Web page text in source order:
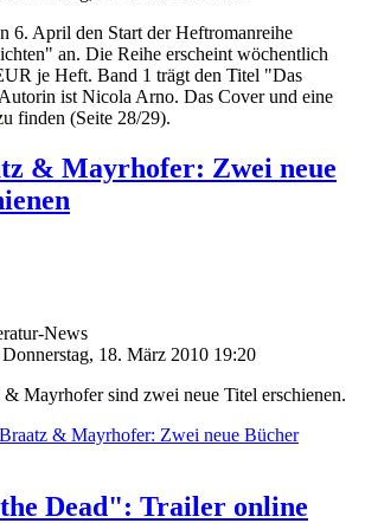
6. April den Start der Heftromanreihe
an. Die Reihe erscheint wöchentlich
je Heft. Band 1 trägt den Titel "Das
ist Nicola Arno. Das Cover und eine
finden (Seite 28/29).
& Mayrhofer: Zwei neue
News
18. März 2010 19:20
Mayrhofer sind zwei neue Titel erschienen.
& Mayrhofer: Zwei neue Bücher
Dead": Trailer online